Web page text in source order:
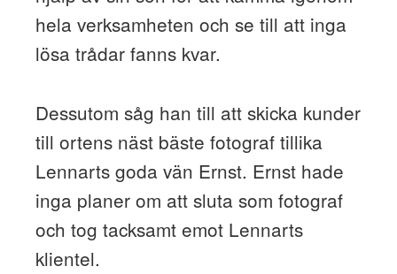
hela verksamheten och se till att inga
lösa trådar fanns kvar.
Dessutom såg han till att skicka kunder
till ortens näst bäste fotograf tillika
Lennarts goda vän Ernst. Ernst hade
inga planer om att sluta som fotograf
och tog tacksamt emot Lennarts
klientel.